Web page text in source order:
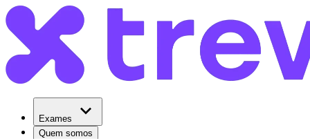
Exames
Quem somos